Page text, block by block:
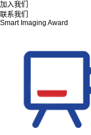
加入我们
联系我们
Smart Imaging Award